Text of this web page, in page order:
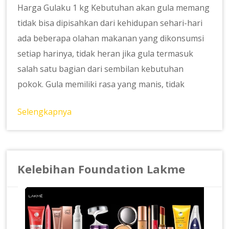
Harga Gulaku 1 kg Kebutuhan akan gula memang
tidak bisa dipisahkan dari kehidupan sehari-hari
ada beberapa olahan makanan yang dikonsumsi
setiap harinya, tidak heran jika gula termasuk
salah satu bagian dari sembilan kebutuhan
pokok. Gula memiliki rasa yang manis, tidak
Selengkapnya
Kelebihan Foundation Lakme